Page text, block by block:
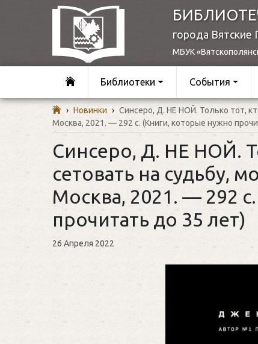
города Вятские
МБУК
Библиотеки События
› Новинки › Синсеро, Д. НЕ НОЙ. Только тот,
Москва, 2021. — 292 с. (Книги, которые нужно
Синсеро, Д. НЕ НОЙ.
сетовать на судьбу,
Москва, 2021. — 292
прочитать до 35 лет)
26 Апреля 2022